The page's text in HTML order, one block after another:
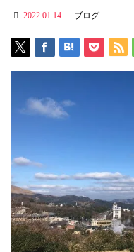
2022.01.14 ブログ